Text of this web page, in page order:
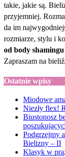
takie, jakie są.
przyjemniej.
da im
rozmiarze, stylu i
od body
Zapraszam na
Ostatnie wpisy
Miodowe
Niezły flex!
Biustonosz
Podgrzejmy
Bielizny – II
Klasyk w